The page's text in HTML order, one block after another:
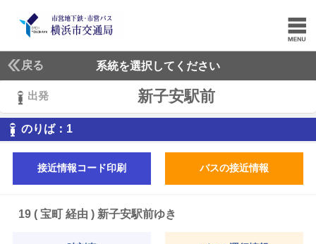
戻る 系統を選択してください
出発 新子安駅前
のりば： 1
接近情報コード印刷 バスの接近情報
19 ( 宝町 経由 ) 新子安駅前ゆき